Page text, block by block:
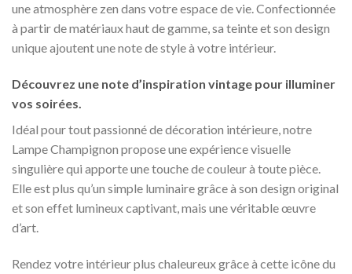
une atmosphère zen dans votre espace de vie. Confectionnée
à partir de matériaux haut de gamme, sa teinte et son design
unique ajoutent une note de style à votre intérieur.
Découvrez une note d’inspiration vintage pour illuminer
vos soirées.
Idéal pour tout passionné de décoration intérieure, notre
Lampe Champignon propose une expérience visuelle
singulière qui apporte une touche de couleur à toute pièce.
Elle est plus qu’un simple luminaire grâce à son design original
et son effet lumineux captivant, mais une véritable œuvre
d’art.
Rendez votre intérieur plus chaleureux grâce à cette icône du